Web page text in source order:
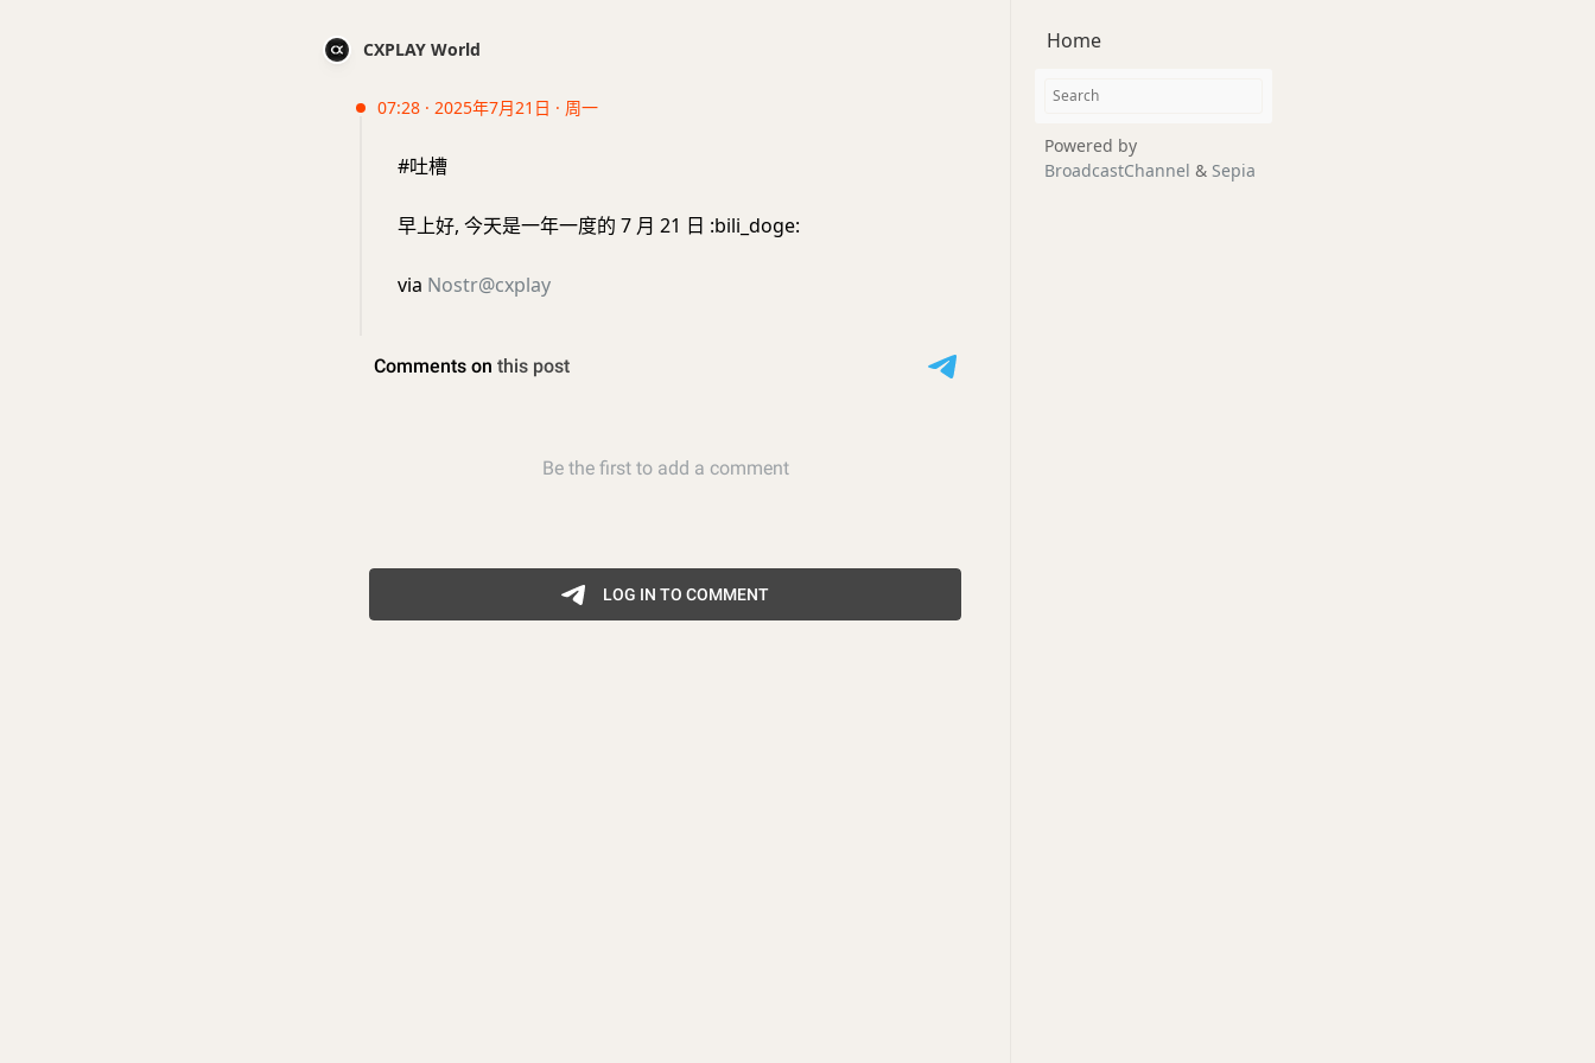
CXPLAY World
07:28 · 2025年7月21日 · 周一
#吐槽
早上好, 今天是一年一度的 7 月 21 日 :bili_doge:
via Nostr@cxplay
Home
Powered by
BroadcastChannel & Sepia